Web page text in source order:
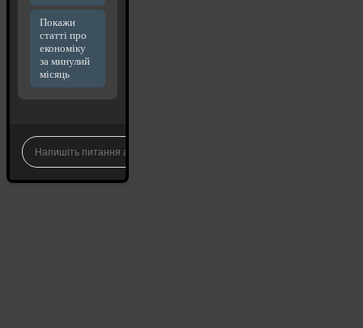
Покажи
статті про
економіку
за минулий
місяць